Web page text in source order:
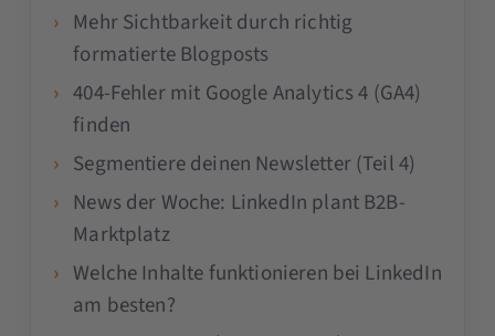
Mehr Sichtbarkeit durch richtig
formatierte Blogposts
404-Fehler mit Google Analytics 4 (GA4)
finden
Segmentiere deinen Newsletter (Teil 4)
News der Woche: LinkedIn plant B2B-
Marktplatz
Welche Inhalte funktionieren bei LinkedIn
am besten?